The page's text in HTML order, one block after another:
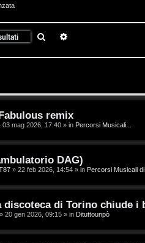
Cerca
remix
03 mag 2026, 17:40 » in Percorsi Musicali...
DAG)
» 22 feb 2026, 14:54 » in Percorsi Musicali
discoteca di Torino chiude i
» 20 gen 2026, 09:15 » in Dituttounpò